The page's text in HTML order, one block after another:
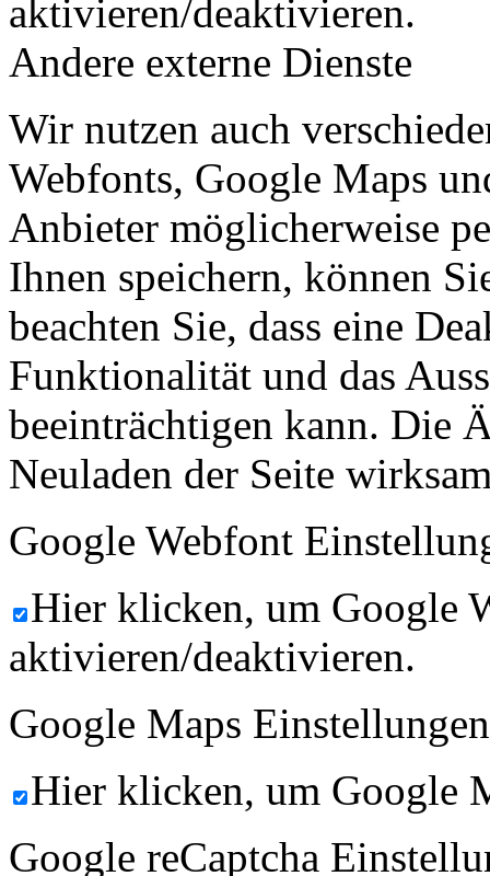
aktivieren/deaktivieren.
Andere externe Dienste
Wir nutzen auch
Webfonts, Google Maps
Anbieter möglicherweise
Ihnen speichern, können
beachten Sie, dass eine
Funktionalität und das
beeinträchtigen kann. Die
Neuladen der Seite
Google Webfont
Hier klicken, um Google
aktivieren/deaktivieren.
Google Maps
Hier klicken, um Google
Google reCaptcha